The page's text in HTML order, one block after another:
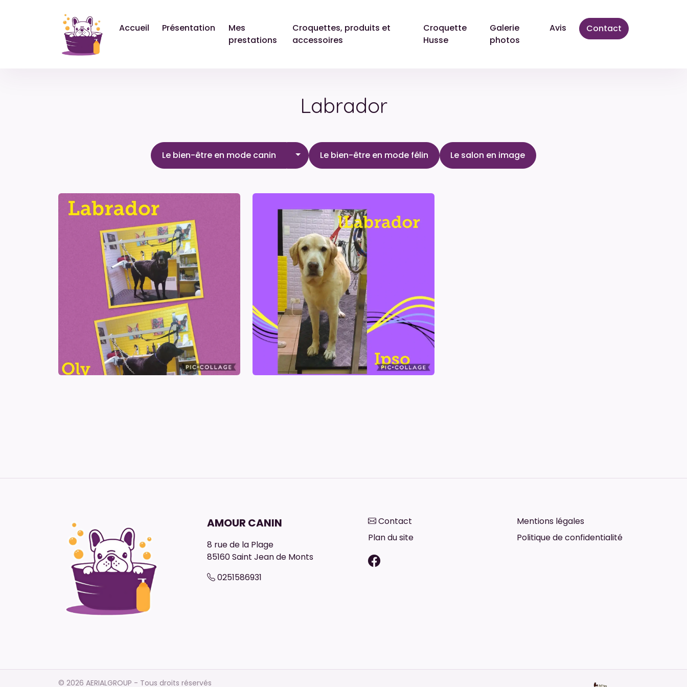
Accueil Présentation
Mes
prestations
Croquettes, produits et
accessoires
Croquette
Husse
Galerie
photos
Avis Contact
Labrador
Le bien-être en mode canin Le bien-être en mode canin
Le bien-être en mode félin Le salon en image
AMOUR CANIN
8 rue de la Plage
85160Saint Jean de Monts
0251586931
Contact
Plan du site
Mentions légales
Politique de confidentialité
© 2026 AERIALGROUP - Tous droits réservés